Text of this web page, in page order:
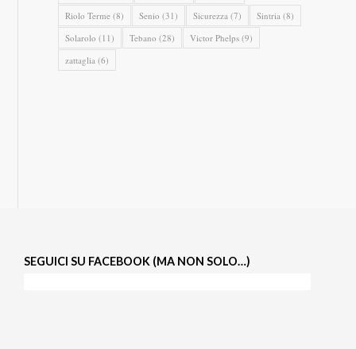
Riolo Terme (8) Senio (31) Sicurezza (7) Sintria (8)
Solarolo (11) Tebano (28) Victor Phelps (9)
zattaglia (6)
SEGUICI SU FACEBOOK (MA NON SOLO…)